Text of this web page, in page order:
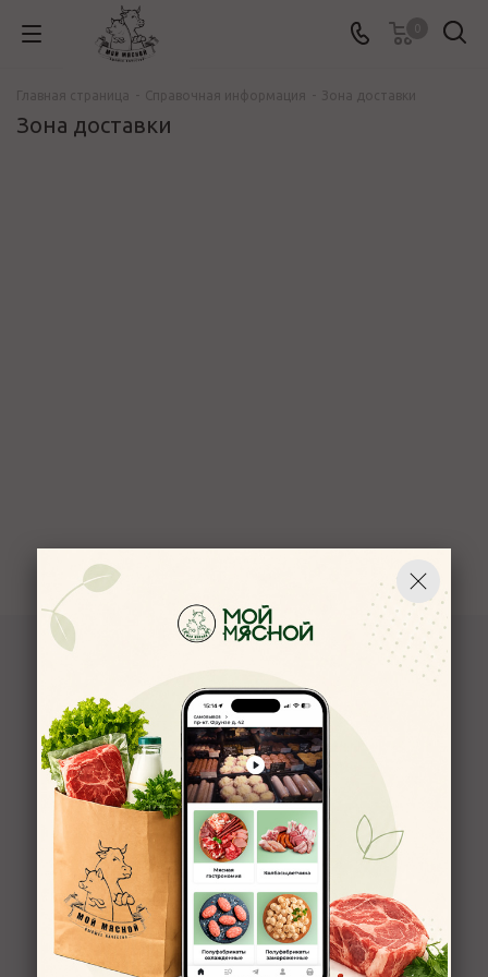
Зона доставки
О компании
Новости
Вакансии
Наши магазины в Ярославле
Политика конфиденциальности
Пользовательское соглашение
Отзывы о компании Мой Мясной
Помощь покупателю